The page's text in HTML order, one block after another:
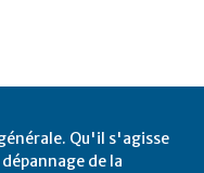
Qu'il s'agisse
de la